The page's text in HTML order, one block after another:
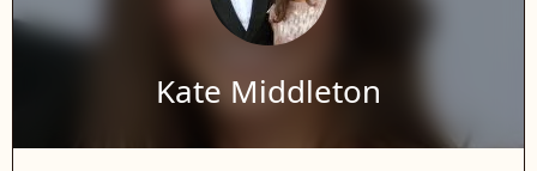
Kate Middleton